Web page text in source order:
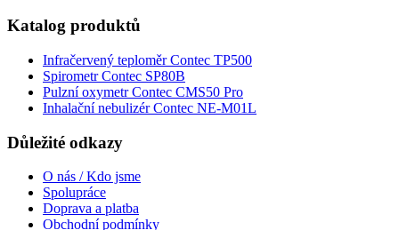
Katalog produktů
Infračervený teploměr Contec TP500
Spirometr Contec SP80B
Pulzní oxymetr Contec CMS50 Pro
Inhalační nebulizér Contec NE-M01L
Důležité odkazy
O nás / Kdo jsme
Spolupráce
Doprava a platba
Obchodní podmínky